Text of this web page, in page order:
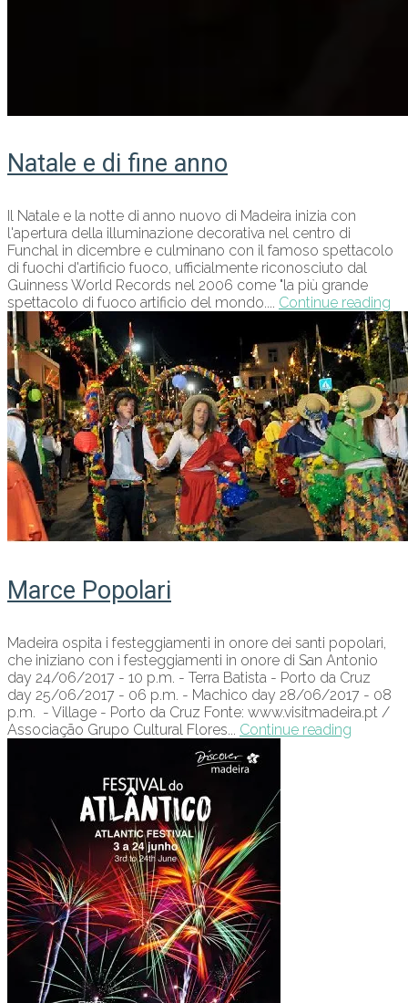
Natale e di fine anno
Il Natale e la notte di anno nuovo di Madeira inizia con
l'apertura della illuminazione decorativa nel centro di
Funchal in dicembre e culminano con il famoso spettacolo
di fuochi d'artificio fuoco, ufficialmente riconosciuto dal
Guinness World Records nel 2006 come "la più grande
spettacolo di fuoco artificio del mondo.... Continue reading
Marce Popolari
Madeira ospita i festeggiamenti in onore dei santi popolari,
che iniziano con i festeggiamenti in onore di San Antonio
day 24/06/2017 - 10 p.m. - Terra Batista - Porto da Cruz
day 25/06/2017 - 06 p.m. - Machico day 28/06/2017 - 08
p.m. - Village - Porto da Cruz Fonte: www.visitmadeira.pt /
Associação Grupo Cultural Flores... Continue reading